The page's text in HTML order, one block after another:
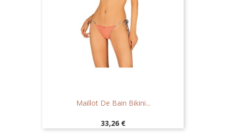
Maillot De Bain Bikini...
Prix
33,26 €